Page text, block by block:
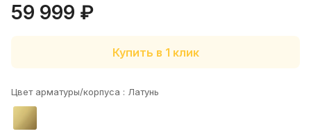
59 999 ₽
Купить в 1 клик
Цвет арматуры/корпуса : Латунь